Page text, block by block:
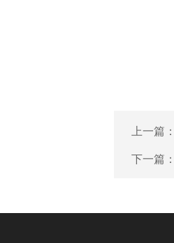
上一篇
下一篇